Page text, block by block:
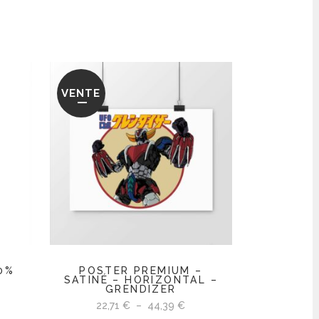
VENTE
POSTER PREMIUM –
SATINÉ – HORIZONTAL –
GRENDIZER
22,71€ – 44,39€